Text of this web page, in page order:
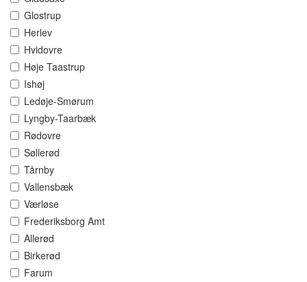
Glostrup
Herlev
Hvidovre
Høje Taastrup
Ishøj
Ledøje-Smørum
Lyngby-Taarbæk
Rødovre
Søllerød
Tårnby
Vallensbæk
Værløse
Frederiksborg Amt
Allerød
Birkerød
Farum